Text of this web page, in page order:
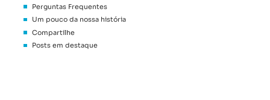
Perguntas Frequentes
Um pouco da nossa história
Compartilhe
Posts em destaque